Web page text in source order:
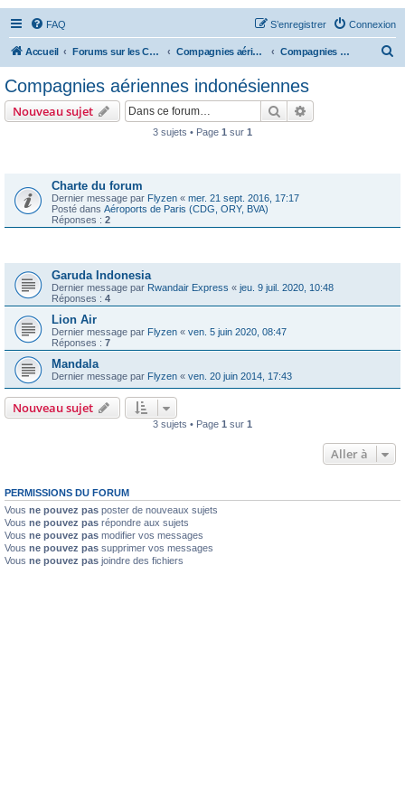
FAQ Connexion
S’enregistrer
Accueil Forums sur les Compagnies Aériennes Compagnies aériennes d'Asie et d'Océanie Compagnies aériennes indonésiennes
Compagnies aériennes indonésiennes
Nouveau sujet Rechercher
3 sujets • Page 1 sur 1
Charte du forum
Dernier message par Flyzen « mer. 21 sept. 2016, 17:17
Posté dans Aéroports de Paris (CDG, ORY, BVA)
Réponses : 2
Garuda Indonesia
Dernier message par Rwandair Express « jeu. 9 juil. 2020, 10:48
Réponses : 4
Lion Air
Dernier message par Flyzen « ven. 5 juin 2020, 08:47
Réponses : 7
Mandala
Dernier message par Flyzen « ven. 20 juin 2014, 17:43
Nouveau sujet
3 sujets • Page 1 sur 1
Aller à
PERMISSIONS DU FORUM
Vous ne pouvez pas poster de nouveaux sujets
Vous ne pouvez pas répondre aux sujets
Vous ne pouvez pas modifier vos messages
Vous ne pouvez pas supprimer vos messages
Vous ne pouvez pas joindre des fichiers